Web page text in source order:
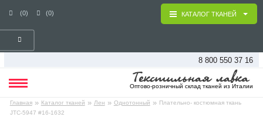
(0) (0)
8 800 550 37 16
Оптово-розничный склад тканей из Италии
Главная » Каталог тканей » Лен » Однотонный » Плательно- костюмная ткань
JTC-5947 #16-1632
КАТАЛОГ ТКАНЕЙ